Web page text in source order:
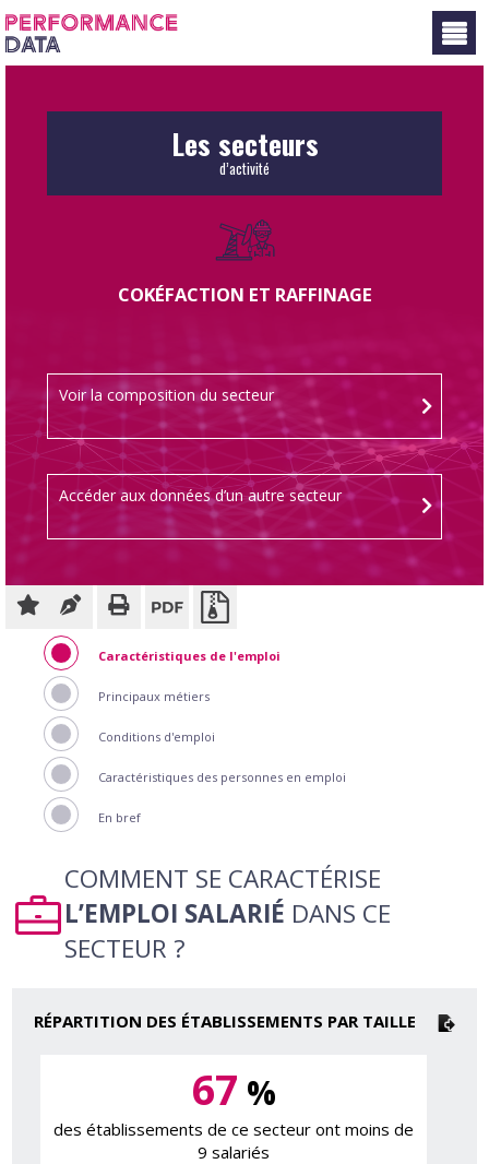
Panneau de gestion des cookies
Les secteurs
d’activité
COKÉFACTION ET RAFFINAGE
Voir la composition du secteur
Accéder aux données d’un autre secteur
Caractéristiques de l'emploi
Principaux métiers
Conditions d'emploi
Caractéristiques des personnes en emploi
En bref
COMMENT SE CARACTÉRISE
L’EMPLOI SALARIÉ DANS CE
SECTEUR ?
RÉPARTITION DES ÉTABLISSEMENTS PAR TAILLE
67 %
des établissements de ce secteur ont moins de
9 salariés